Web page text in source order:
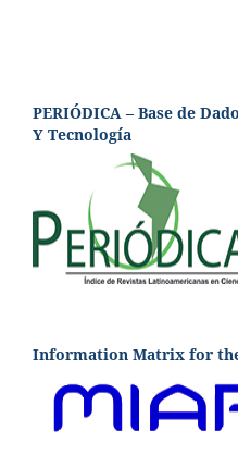
PERIÓDICA – Base de
Y Tecnología
Information Matrix for